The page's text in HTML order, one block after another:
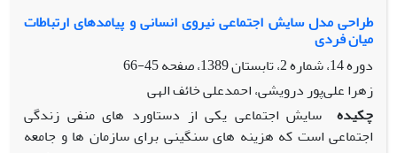
طراحی مدل سایش اجتماعی نیروی انسانی و پیامدهای ارتباطات
میان فردی
دوره 14، شماره 2، تابستان 1389، صفحه
45-66
زهرا علی‌پور درویشی، احمدعلی خائف الهی
چکیده سایش اجتماعی یکی از دستاورد های منفی زندگی
اجتماعی است که هزینه های سنگینی برای سازمان ها و جامعه